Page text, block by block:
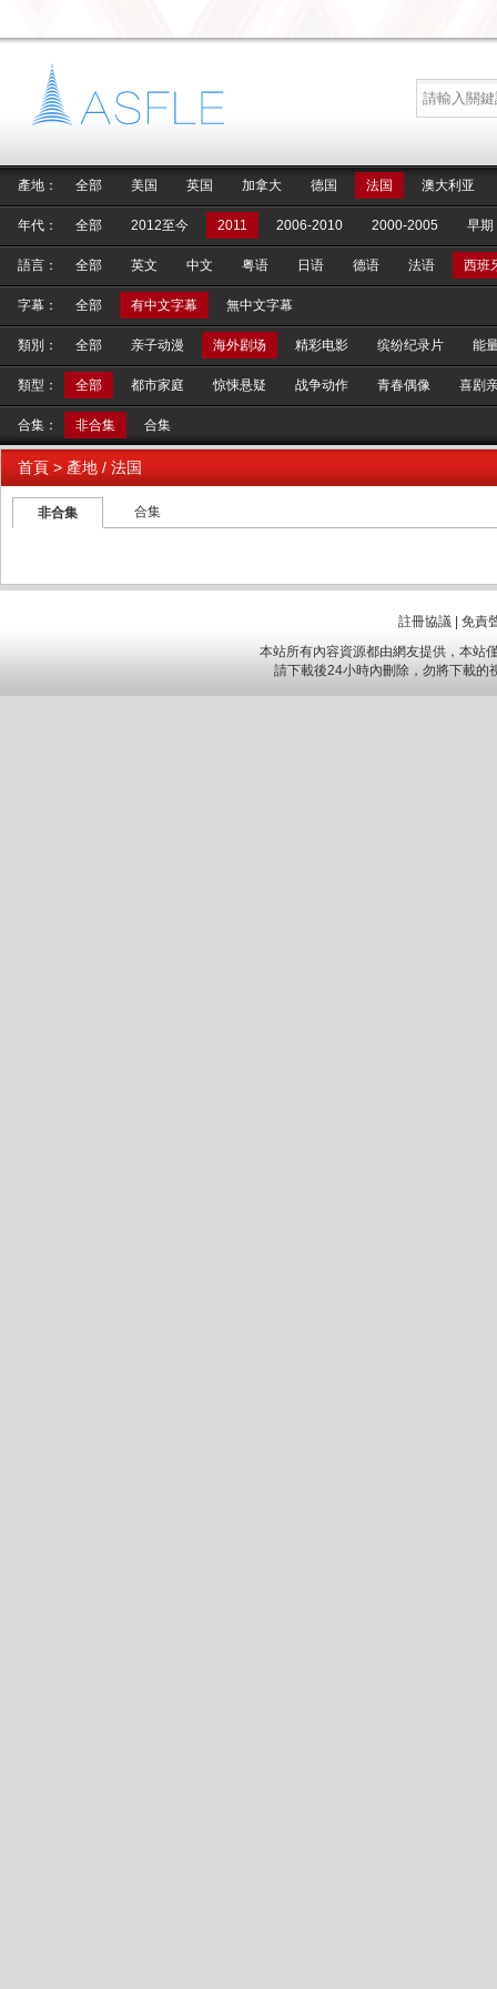
產地： 全部 美国 英国 加拿大 德国 法国 澳大利亚
年代： 全部 2012至今 2011 2006-2010 2000-2005 早期
語言： 全部 英文 中文 粤语 日语 德语 法语 西班
字幕： 全部 有中文字幕 無中文字幕
類別： 全部 亲子动漫 海外剧场 精彩电影 缤纷纪录片 能
類型： 全部 都市家庭 惊悚悬疑 战争动作 青春偶像 喜剧
合集： 非合集 合集
首頁 > 產地 / 法国
非合集 合集
註冊協議
免責
本站所有內容資源都由網友提供，本站
請下載後24小時內刪除，勿將下載的